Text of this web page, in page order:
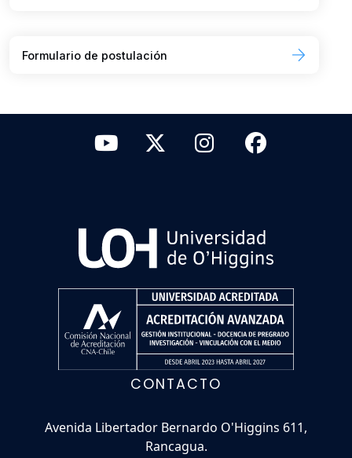
Formulario de postulación
CONTACTO
Avenida Libertador Bernardo O'Higgins 611,
Rancagua.